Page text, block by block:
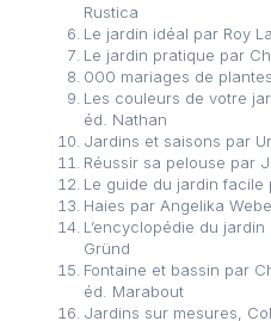
Rustica
Le jardin idéal par Roy
Le jardin pratique par
000 mariages de
Les couleurs de votre
éd. Nathan
Jardins et saisons par
Réussir sa pelouse par
Le guide du jardin facile
Haies par Angelika
L’encyclopédie du
Gründ
Fontaine et bassin par
éd. Marabout
Jardins sur mesures,